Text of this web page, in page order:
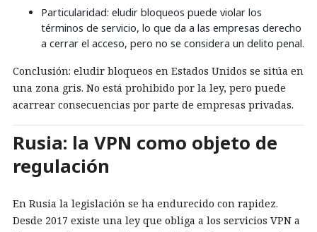
Particularidad: eludir bloqueos puede violar los
términos de servicio, lo que da a las empresas derecho
a cerrar el acceso, pero no se considera un delito penal.
Conclusión: eludir bloqueos en Estados Unidos se sitúa en
una zona gris. No está prohibido por la ley, pero puede
acarrear consecuencias por parte de empresas privadas.
Rusia: la VPN como objeto de
regulación
En Rusia la legislación se ha endurecido con rapidez.
Desde 2017 existe una ley que obliga a los servicios VPN a